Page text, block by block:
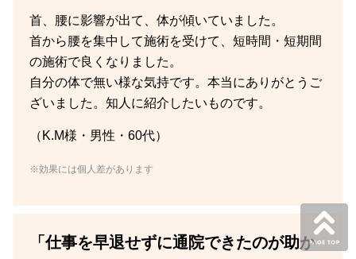
首、腰に影響が出て、体が傾いていました。
首から腰を集中して施術を受けて、短時間・短期間
の施術で良くなりました。
自分の体で無い様な気持です。本当にありがとうご
ざいました。知人に紹介したいものです。
（K.M様・男性・60代）
※効果には個人差があります
「仕事を早退せずに通院できたのが助か